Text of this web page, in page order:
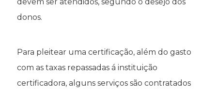
donos.
Para pleitear uma certificação, além do gasto
com as taxas repassadas á instituição
certificadora, alguns serviços são contratados